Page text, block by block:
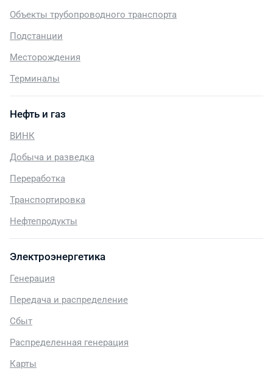
Объекты трубопроводного транспорта
Подстанции
Месторождения
Терминалы
Нефть и газ
ВИНК
Добыча и разведка
Переработка
Транспортировка
Нефтепродукты
Электроэнергетика
Генерация
Передача и распределение
Сбыт
Распределенная генерация
Карты